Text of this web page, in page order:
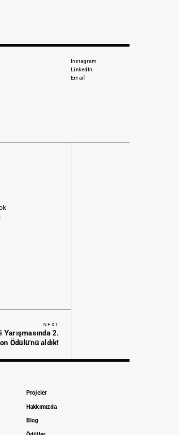
Instagram
LinkedIn
Email
Post
NEXT
2.
Ödülü’nü aldık!
Projeler
Hakkımızda
Blog